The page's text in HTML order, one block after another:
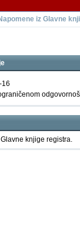
iz Glavne
16
knjige registra.